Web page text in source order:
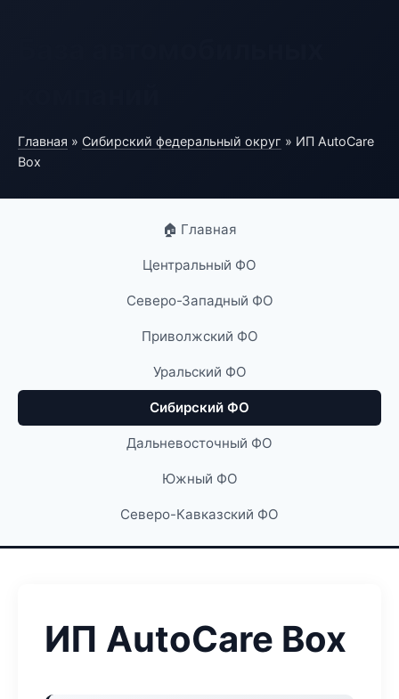
Главная » Сибирский федеральный округ » ИП AutoCare
Box
🏠 Главная
Центральный ФО
Северо-Западный ФО
Приволжский ФО
Уральский ФО
Сибирский ФО
Дальневосточный ФО
Южный ФО
Северо-Кавказский ФО
ИП AutoCare Box